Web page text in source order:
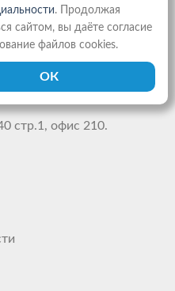
стр.1, офис 210.
. Продолжая
сайтом, вы даёте согласие
файлов cookies.